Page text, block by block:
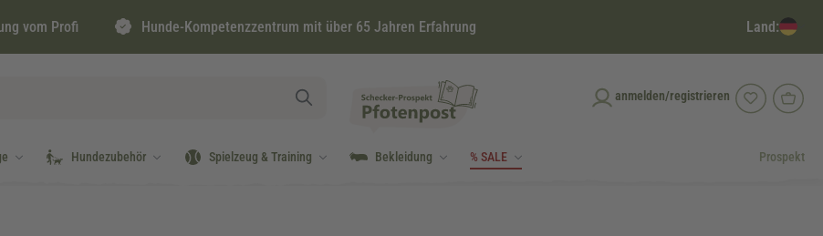
vom Profi Hunde-Kompetenzzentrum mit über 65 Jahren Erfahrung Land:
anmelden/registrieren
Hundezubehör Spielzeug & Training Bekleidung % SALE Prospekt